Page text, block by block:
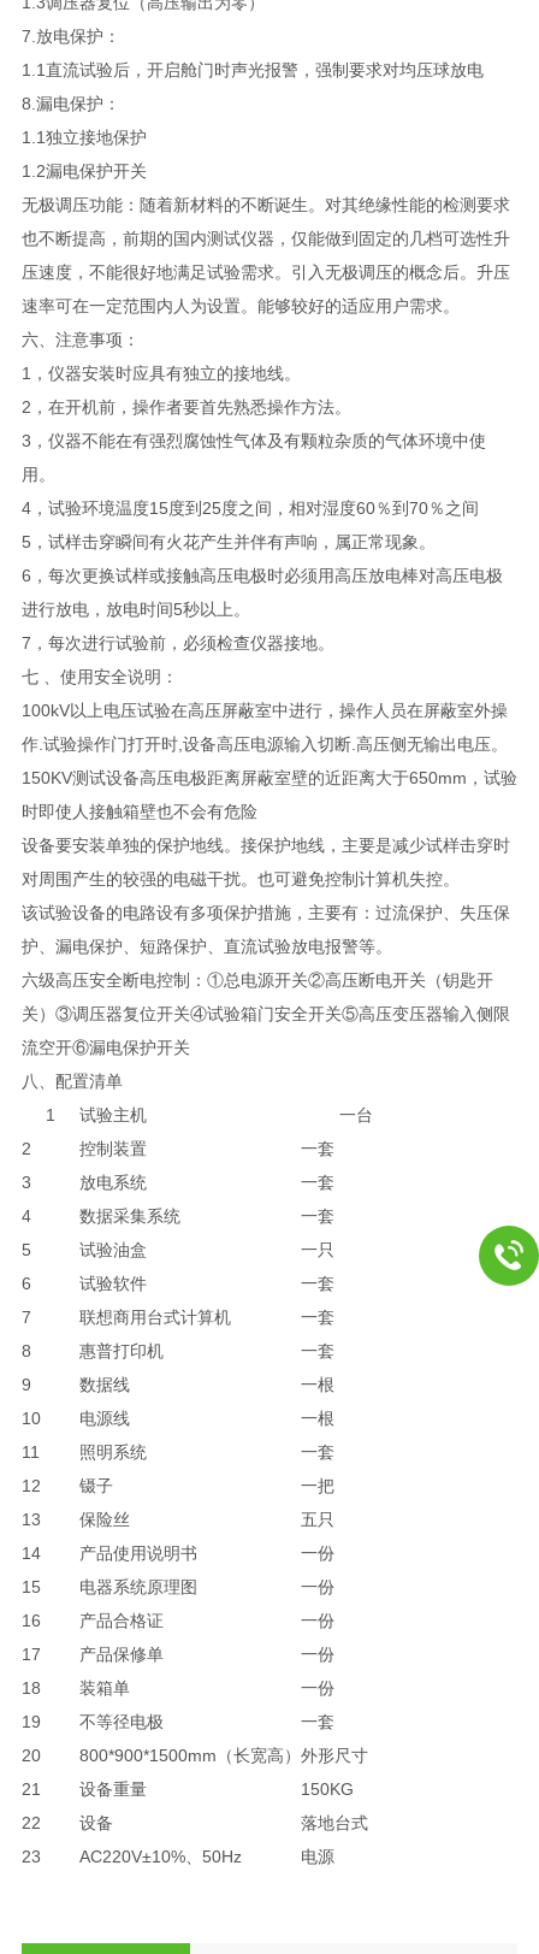
7.放电保护：
1.1直流试验后，开启舱门时声光报警，强制要求对均压球放电
8.漏电保护：
1.1独立接地保护
1.2漏电保护开关
无极调压功能：随着新材料的不断诞生。对其绝缘性能的检测要求
也不断提高，前期的国内测试仪器，仅能做到固定的几档可选性升
压速度，不能很好地满足试验需求。引入无极调压的概念后。升压
速率可在一定范围内人为设置。能够较好的适应用户需求。
六、注意事项：
1，仪器安装时应具有独立的接地线。
2，在开机前，操作者要首先熟悉操作方法。
3，仪器不能在有强烈腐蚀性气体及有颗粒杂质的气体环境中使
用。
4，试验环境温度15度到25度之间，相对湿度60％到70％之间
5，试样击穿瞬间有火花产生并伴有声响，属正常现象。
6，每次更换试样或接触高压电极时必须用高压放电棒对高压电极
进行放电，放电时间5秒以上。
7，每次进行试验前，必须检查仪器接地。
七 、使用安全说明：
100kV以上电压试验在高压屏蔽室中进行，操作人员在屏蔽室外操
作.试验操作门打开时,设备高压电源输入切断.高压侧无输出电压。
150KV测试设备高压电极距离屏蔽室壁的近距离大于650mm，试验
时即使人接触箱壁也不会有危险
设备要安装单独的保护地线。接保护地线，主要是减少试样击穿时
对周围产生的较强的电磁干扰。也可避免控制计算机失控。
该试验设备的电路设有多项保护措施，主要有：过流保护、失压保
护、漏电保护、短路保护、直流试验放电报警等。
六级高压安全断电控制：①总电源开关②高压断电开关（钥匙开
关）③调压器复位开关④试验箱门安全开关⑤高压变压器输入侧限
流空开⑥漏电保护开关
八、配置清单
1 试验主机
一台
2
控制装置
一套
3
放电系统
一套
4
数据采集系统
一套
5
试验油盒
一只
6
试验软件
一套
7
联想商用台式计算机
一套
8
惠普打印机
一套
9
数据线
一根
10
电源线
一根
11
照明系统
一套
12
镊子
一把
13
保险丝
五只
14
产品使用说明书
一份
15
电器系统原理图
一份
16
产品合格证
一份
17
产品保修单
一份
18
装箱单
一份
19
不等径电极
一套
20
800*900*1500mm（长宽高） 外形尺寸
21
设备重量
150KG
22
设备
落地台式
23
AC220V±10%、50Hz 电源